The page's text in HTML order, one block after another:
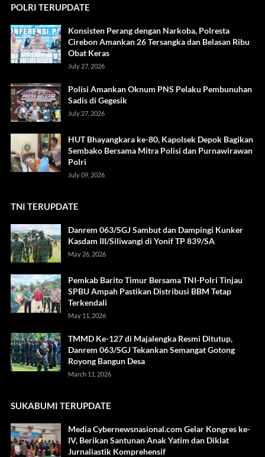
POLRI TERUPDATE
Konsisten Perang dengan Narkoba, Polresta
Cirebon Amankan 26 Tersangka dan Belasan Ribu
Obat Keras
July 27, 2026
Polisi Amankan Oknum PNS Pelaku Pembunuhan
Sadis di Gegesik
July 27, 2026
HUT Bhayangkara ke-80, Kapolsek Depok Bagikan
Sembako Bersama Mitra Polisi dan Purnawirawan
Polri
July 09, 2026
TNI TERUPDATE
Danrem 063/SGJ Sambut dan Dampingi Kunker
Kasdam III/Siliwangi di Yonif TP 839/SA
May 26, 2026
Pemkab Barito Timur Bersama TNI-Polri Tinjau
SPBU Ampah Pastikan Distribusi BBM Tetap
Terkendali
May 11, 2026
TMMD Ke-127 di Majalengka Resmi Ditutup,
Danrem 063/SGJ Tekankan Semangat Gotong
Royong Bangun Desa
March 11, 2026
SUKABUMI TERUPDATE
Media Cybernewsnasional.com Gelar Kongres ke-
IV, Berikan Santunan Anak Yatim dan Diklat
Jurnaliastik Komprehensif